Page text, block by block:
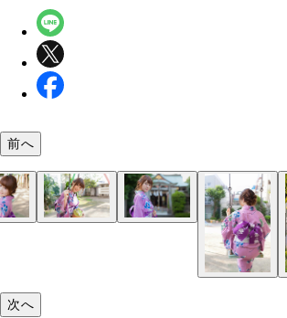
前へ
次へ